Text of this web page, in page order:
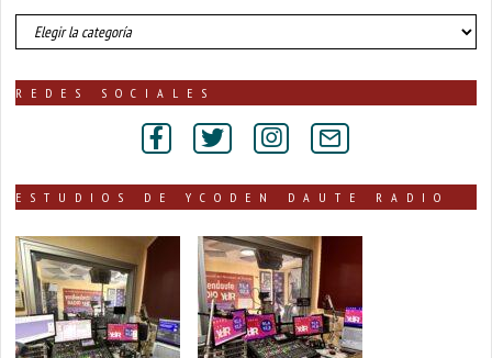
número
de
publicadas
REDES SOCIALES
ESTUDIOS DE YCODEN DAUTE RADIO